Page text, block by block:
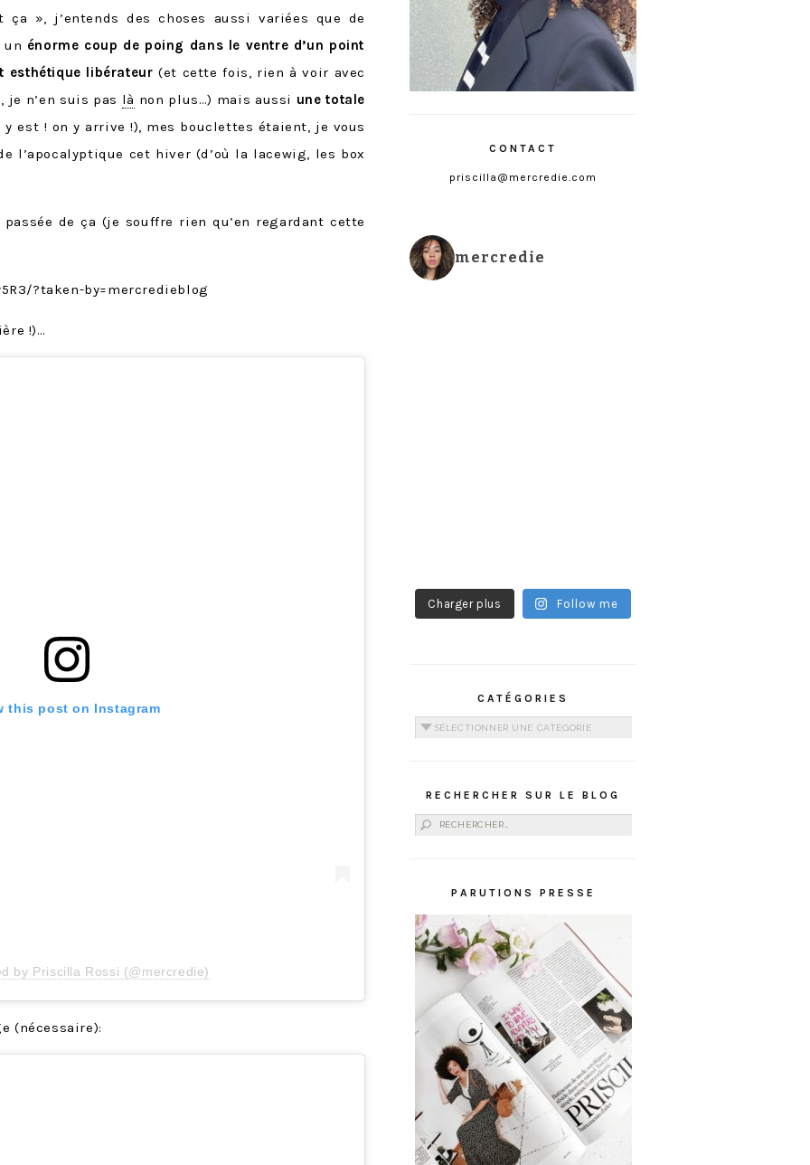
», j’entends des choses aussi variées que de
un énorme coup de poing dans le ventre d’un point
esthétique libérateur (et cette fois, rien à voir avec
je n’en suis pas là non plus…) mais aussi une totale
est ! on y arrive !), mes bouclettes étaient, je vous
l’apocalyptique cet hiver (d’où la lacewig, les box
de ça (je souffre rien qu’en regardant cette
?taken-by=mercredieblog
!)…
this post on Instagram
by Priscilla Rossi (@mercredie)
(nécessaire):
CONTACT
priscilla@mercredie.com
mercredie
Charger plus Follow me
CATÉGORIES
Catégories
RECHERCHER SUR LE BLOG
Rechercher :
PARUTIONS PRESSE